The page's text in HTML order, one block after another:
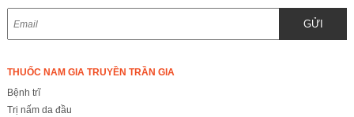
GỬI
THUỐC NAM GIA TRUYỀN TRẦN GIA
Bệnh trĩ
Trị nấm da đầu